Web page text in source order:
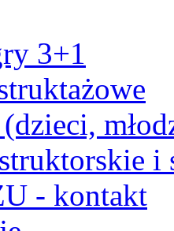
3+1
i
- kontakt